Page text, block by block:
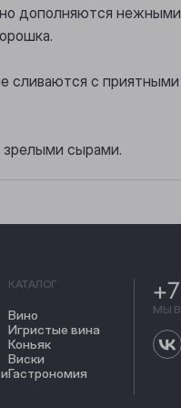
дополняются
сливаются с
зрелыми сырами.
КАТАЛОГ
Вино
Игристые вина
Коньяк
Виски
Гастрономия
МЫ